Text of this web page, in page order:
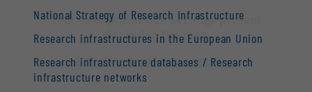
National Strategy of Research Infrastructure
Research infrastructures in the European Union
Research infrastructure databases / Research
infrastructure networks
Your data protection settings prevent
displaying the map.
Edit data protection settings